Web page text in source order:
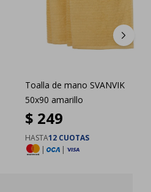
Toalla de mano SVANVIK
50x90 amarillo
$ 249
HASTA12 CUOTAS
|
|